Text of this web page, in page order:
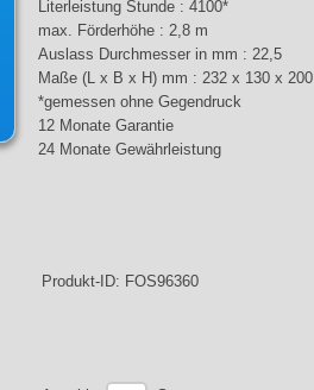
Literleistung Stunde : 4100*
max. Förderhöhe : 2,8 m
Auslass Durchmesser in mm : 22,5
Maße (L x B x H) mm : 232 x 130 x 200
*gemessen ohne Gegendruck
12 Monate Garantie
24 Monate Gewährleistung
Produkt-ID: FOS96360